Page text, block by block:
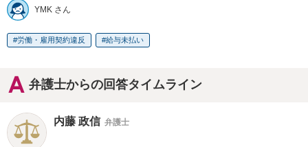
YMK さん
労働・雇用契約違反 給与未払い
弁護士からの回答タイムライン
内藤 政信 弁護士